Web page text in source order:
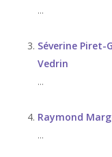
...
Séverine Piret-
Vedrin
...
Raymond
...